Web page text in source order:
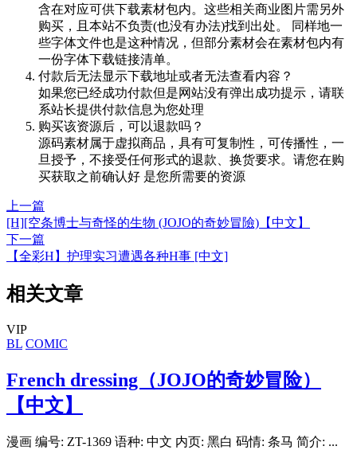
含在对应可供下载素材包内。这些相关商业图片需另外
购买，且本站不负责(也没有办法)找到出处。 同样地一
些字体文件也是这种情况，但部分素材会在素材包内有
一份字体下载链接清单。
付款后无法显示下载地址或者无法查看内容？
如果您已经成功付款但是网站没有弹出成功提示，请联
系站长提供付款信息为您处理
购买该资源后，可以退款吗？
源码素材属于虚拟商品，具有可复制性，可传播性，一
旦授予，不接受任何形式的退款、换货要求。请您在购
买获取之前确认好 是您所需要的资源
上一篇
[H][空条博士与奇怪的生物 (JOJO的奇妙冒險)【中文】
下一篇
【全彩H】护理实习遭遇各种H事 [中文]
相关文章
VIP
BL COMIC
French dressing（JOJO的奇妙冒险）
【中文】
漫画 编号: ZT-1369 语种: 中文 内页: 黑白 码情: 条马 简介: ...